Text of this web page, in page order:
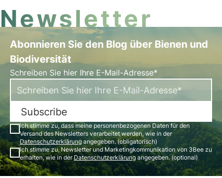
Newsletter
Abonnieren Sie den Blog über Bienen und
Biodiversität
Schreiben Sie hier Ihre E-Mail-Adresse*
Subscribe
Ich stimme zu, dass meine personenbezogenen Daten für den
Versand des Newsletters verarbeitet werden, wie in der
Datenschutzerklärungangegeben. (obligatorisch)
Ich stimme zu, Newsletter und Marketingkommunikation von 3Bee zu
erhalten, wie in derDatenschutzerklärungangegeben. (optional)